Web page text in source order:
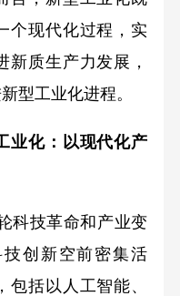
个现代化过程，实
新质生产力发展，
型工业化进程。
业化：以现代化产
科技革命和产业变
创新空前密集活
括以人工智能、